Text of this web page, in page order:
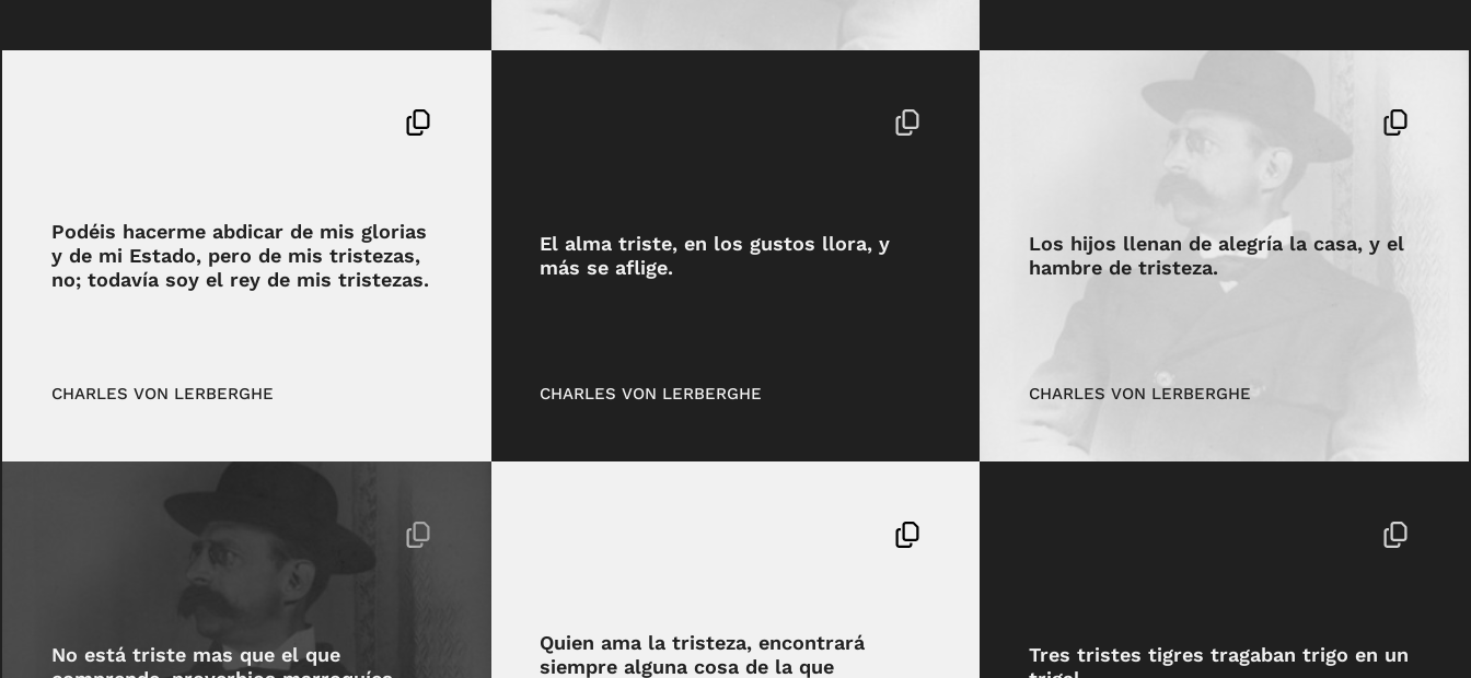
Podéis hacerme abdicar de mis glorias
y de mi Estado, pero de mis tristezas,
no; todavía soy el rey de mis tristezas.
CHARLES VON LERBERGHE
El alma triste, en los gustos llora, y
más se aflige.
CHARLES VON LERBERGHE
Los hijos llenan de alegría la casa, y el
hambre de tristeza.
CHARLES VON LERBERGHE
No está triste mas que el que
Quien ama la tristeza, encontrará
siempre alguna cosa de la que
Tres tristes tigres tragaban trigo en un